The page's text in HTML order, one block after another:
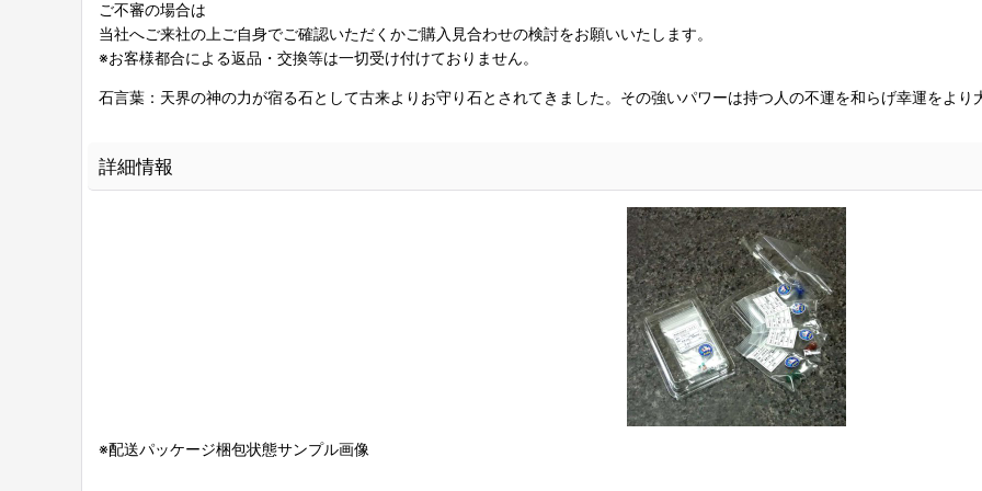
ご不審の場合は
当社へご来社の上ご自身でご確認いただくかご購入見合わせの検討をお願いいたします。
※お客様都合による返品・交換等は一切受け付けておりません。
石言葉：天界の神の力が宿る石として古来よりお守り石とされてきました。その強いパワーは持つ人の不運を和らげ幸運をより
詳細情報
※配送パッケージ梱包状態サンプル画像